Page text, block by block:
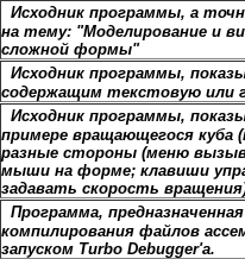
Исходник программы, а
на тему: "Моделирование и
сложной формы"
Исходник программы,
содержащим текстовую или
Исходник программы,
примере вращающегося
разные стороны (меню
мыши на форме; клавиши
задавать скорость
Программа,
компилирования файлов
запуском Turbo Debugger'а.